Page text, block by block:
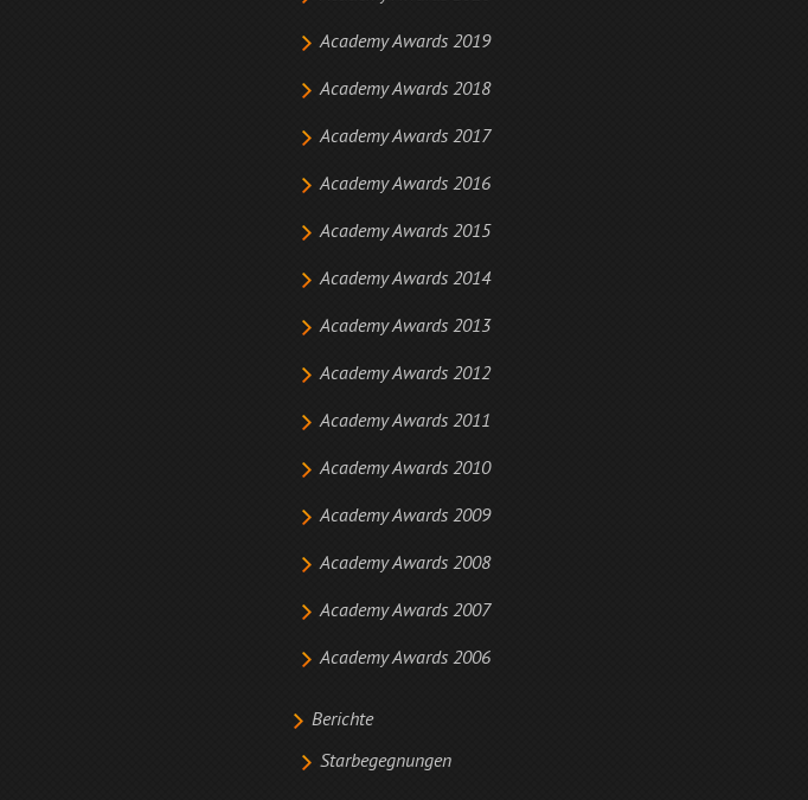
Academy Awards 2019
Academy Awards 2018
Academy Awards 2017
Academy Awards 2016
Academy Awards 2015
Academy Awards 2014
Academy Awards 2013
Academy Awards 2012
Academy Awards 2011
Academy Awards 2010
Academy Awards 2009
Academy Awards 2008
Academy Awards 2007
Academy Awards 2006
Berichte
Starbegegnungen